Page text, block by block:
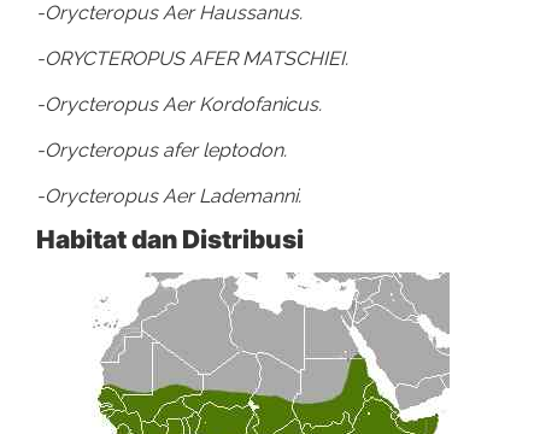
-Orycteropus Aer Haussanus.
-ORYCTEROPUS AFER MATSCHIEI.
-Orycteropus Aer Kordofanicus.
-Orycteropus afer leptodon.
-Orycteropus Aer Lademanni.
Habitat dan Distribusi